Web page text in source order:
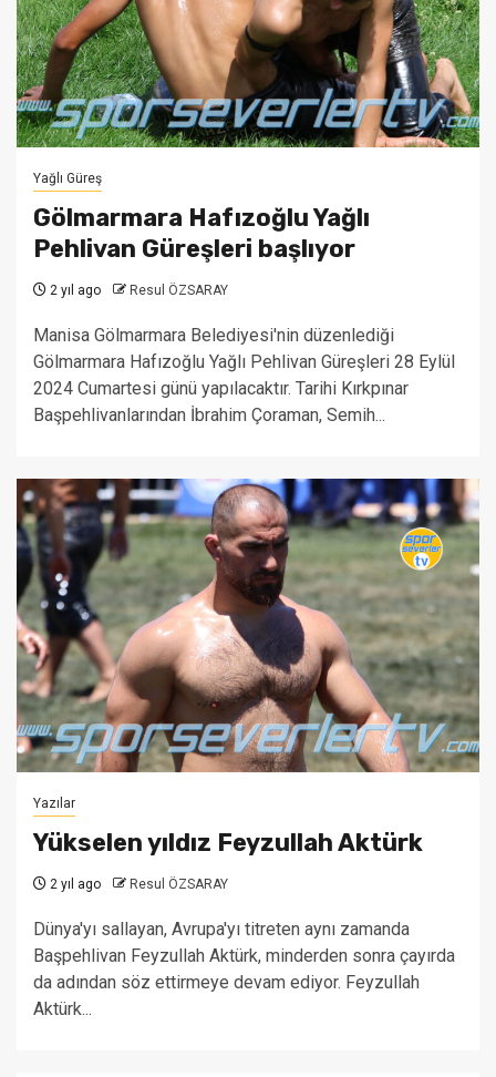
Yağlı Güreş
Gölmarmara Hafızoğlu Yağlı
Pehlivan Güreşleri başlıyor
2 yıl ago Resul ÖZSARAY
Manisa Gölmarmara Belediyesi'nin düzenlediği
Gölmarmara Hafızoğlu Yağlı Pehlivan Güreşleri 28 Eylül
2024 Cumartesi günü yapılacaktır. Tarihi Kırkpınar
Başpehlivanlarından İbrahim Çoraman, Semih...
Yazılar
Yükselen yıldız Feyzullah Aktürk
2 yıl ago Resul ÖZSARAY
Dünya'yı sallayan, Avrupa'yı titreten aynı zamanda
Başpehlivan Feyzullah Aktürk, minderden sonra çayırda
da adından söz ettirmeye devam ediyor. Feyzullah
Aktürk...